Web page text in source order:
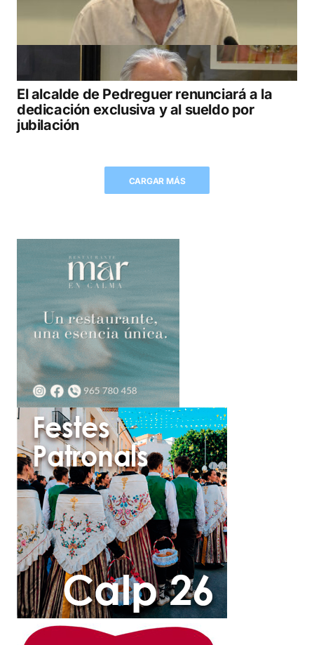
El alcalde de Pedreguer renunciará a la
dedicación exclusiva y al sueldo por
jubilación
CARGAR MÁS